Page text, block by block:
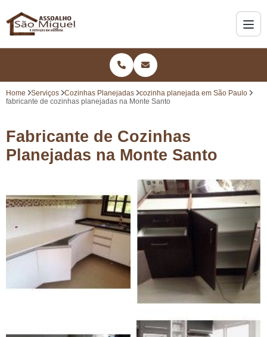
Home Serviços Cozinhas Planejadas
cozinha planejada em São Paulo
fabricante de cozinhas planejadas na Monte Santo
Fabricante de Cozinhas
Planejadas na Monte Santo